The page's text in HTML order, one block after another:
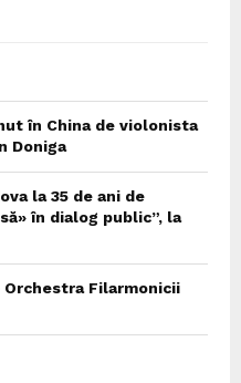
în China de violonista
Doniga
la 35 de ani de
în dialog public”, la
Filarmonicii